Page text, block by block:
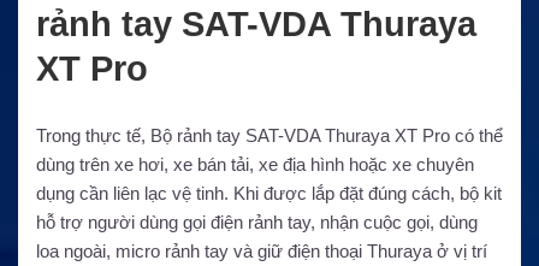
rảnh tay SAT-VDA Thuraya
XT Pro
Trong thực tế, Bộ rảnh tay SAT-VDA Thuraya XT Pro có thể
dùng trên xe hơi, xe bán tải, xe địa hình hoặc xe chuyên
dụng cần liên lạc vệ tinh. Khi được lắp đặt đúng cách, bộ kit
hỗ trợ người dùng gọi điện rảnh tay, nhận cuộc gọi, dùng
loa ngoài, micro rảnh tay và giữ điện thoại Thuraya ở vị trí